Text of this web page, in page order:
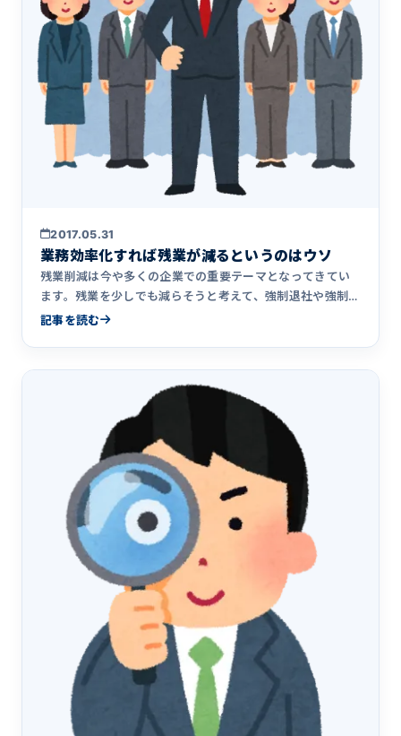
2017.05.31
業務効率化すれば残業が減るというのはウソ
残業削減は今や多くの企業での重要テーマとなってきてい
ます。残業を少しでも減らそうと考えて、強制退社や強制消
灯のような仕組&hellip;
記事を読む